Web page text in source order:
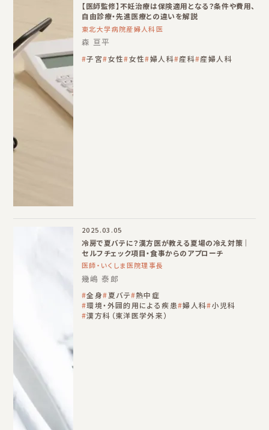
【医師監修】不妊治療は保険適用となる？条件や費用、
自由診療・先進医療との違いを解説
東北大学病院産婦人科医
森 亘平
子宮 女性 女性 婦人科 産科 産婦人科
2025.03.05
冷房で夏バテに？漢方医が教える夏場の冷え対策｜
セルフチェック項目・食事からのアプローチ
医師・いくしま医院理事長
幾嶋 泰郎
全身 夏バテ 熱中症
環境・外囲的用による疾患
婦人科 小児科
漢方科（東洋医学外来）